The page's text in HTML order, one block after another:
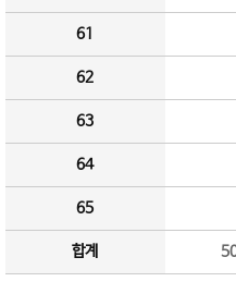
61
62
63
64
65
합계